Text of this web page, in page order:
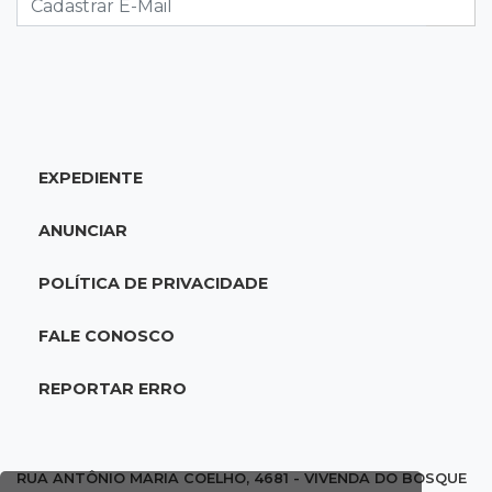
Com ajuda da irmã, mãe transforma sonho
milhões por mês com silvicultura
08:03Amambai
EXPEDIENTE
ANUNCIAR
POLÍTICA DE PRIVACIDADE
FALE CONOSCO
REPORTAR ERRO
RUA ANTÔNIO MARIA COELHO, 4681 - VIVENDA DO BOSQUE